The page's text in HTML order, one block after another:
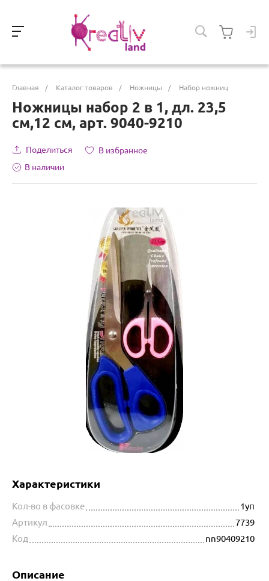
Главная / Каталог товаров / Ножницы / Набор ножниц
Ножницы набор 2 в 1, дл. 23,5
см,12 см, арт. 9040-9210
Поделиться
В избранное
В наличии
Характеристики
Кол-во в фасовке
1уп
Артикул
7739
Код
nn90409210
Описание